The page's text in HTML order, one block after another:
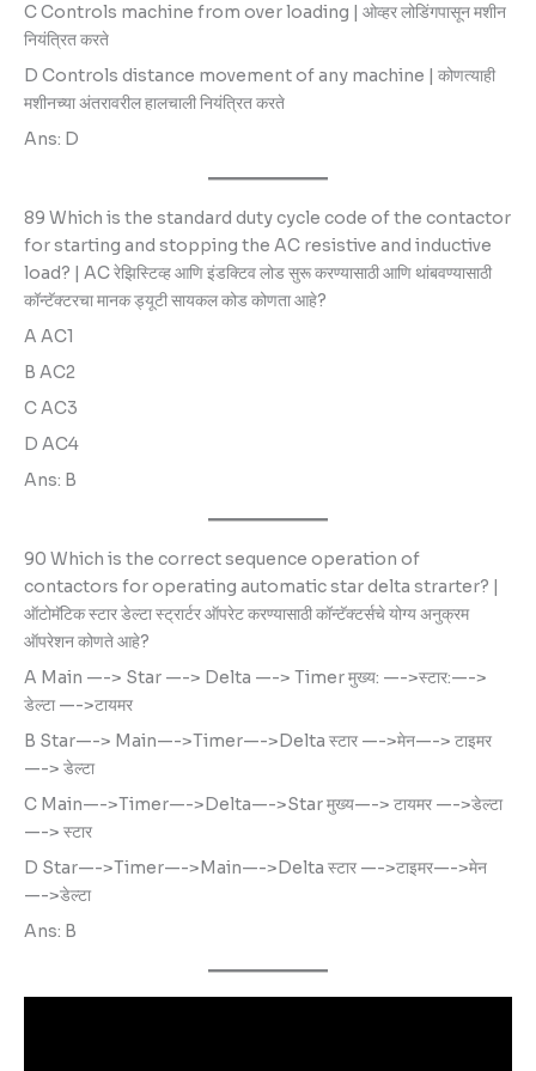
C Controls machine from over loading | ओव्हर लोडिंगपासून मशीन
नियंत्रित करते
D Controls distance movement of any machine | कोणत्याही
मशीनच्या अंतरावरील हालचाली नियंत्रित करते
Ans: D
89 Which is the standard duty cycle code of the contactor
for starting and stopping the AC resistive and inductive
load? | AC रेझिस्टिव्ह आणि इंडक्टिव लोड सुरू करण्यासाठी आणि थांबवण्यासाठी
कॉन्टॅक्टरचा मानक ड्यूटी सायकल कोड कोणता आहे?
A AC1
B AC2
C AC3
D AC4
Ans: B
90 Which is the correct sequence operation of
contactors for operating automatic star delta strarter? |
ऑटोमॅटिक स्टार डेल्टा स्ट्रार्टर ऑपरेट करण्यासाठी कॉन्टॅक्टर्सचे योग्य अनुक्रम
ऑपरेशन कोणते आहे?
A Main —-> Star —-> Delta —-> Timer मुख्य: —->स्टार:—->
डेल्टा —->टायमर
B Star—-> Main—->Timer—->Delta स्टार —->मेन—-> टाइमर
—-> डेल्टा
C Main—->Timer—->Delta—->Star मुख्य—-> टायमर —->डेल्टा
—-> स्टार
D Star—->Timer—->Main—->Delta स्टार —->टाइमर—->मेन
—->डेल्टा
Ans: B